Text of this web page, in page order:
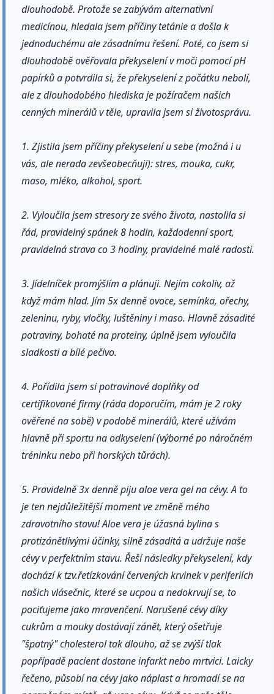
dlouhodobě. Protože se zabývám alternativní
medicínou, hledala jsem příčiny tetánie a došla k
jednoduchému ale zásadnímu řešení. Poté, co jsem si
dlouhodobě ověřovala překyselení v moči pomocí pH
papírků a potvrdila si, že překyselení z počátku nebolí,
ale z dlouhodobého hlediska je požíračem našich
cenných minerálů v těle, upravila jsem si životosprávu.
1. Zjistila jsem příčiny překyselení u sebe (možná i u
vás, ale nerada zevšeobecňuji): stres, mouka, cukr,
maso, mléko, alkohol, sport.
2. Vyloučila jsem stresory ze svého života, nastolila si
řád, pravidelný spánek 8 hodin, každodenní sport,
pravidelná strava co 3 hodiny, pravidelné malé radosti.
3. Jídelníček promýšlím a plánuji. Nejím cokoliv, až
když mám hlad. Jím 5x denně ovoce, semínka, ořechy,
zeleninu, ryby, vločky, luštěniny i maso. Hlavně zásadité
potraviny, bohaté na proteiny, úplně jsem vyloučila
sladkosti a bílé pečivo.
4. Pořídila jsem si potravinové doplňky od
certifikované firmy (ráda doporučím, mám je 2 roky
ověřené na sobě) v podobě minerálů, které užívám
hlavně při sportu na odkyselení (výborné po náročném
tréninku nebo při horských tůrách).
5. Pravidelně 3x denně piju aloe vera gel na cévy. A to
je ten nejdůležitější moment ve změně mého
zdravotního stavu! Aloe vera je úžasná bylina s
protizánětlivými účinky, silně zásaditá a udržuje naše
cévy v perfektním stavu. Řeší následky překyselení, kdy
dochází k tzv.řetízkování červených krvinek v periferiích
našich vlásečnic, které se ucpou a nedokrvují se, to
pociťujeme jako mravenčení. Narušené cévy díky
cukrům a mouky dostávají zánět, který ošetřuje
"špatný" cholesterol tak dlouho, až se zvýší tlak
popřípadě pacient dostane infarkt nebo mrtvici. Laicky
řečeno, působí na cévy jako náplast a hromadí se na